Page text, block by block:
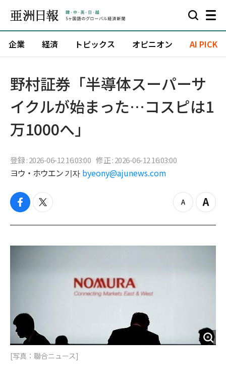
企業 経済 トピックス オピニオン AI PICK
野村証券「半導体スーパーサ
イクルが始まった…コスピは1
万1000へ」
登録 : 2026-06-12 16:03:00 修正 : 2026-06-12 16:03:00
ヨウ・ホウエン 기자 byeony@ajunews.com
f
c
b
t
i
t
z
o
o
Z
o
i
[写真：聯合ニュース]